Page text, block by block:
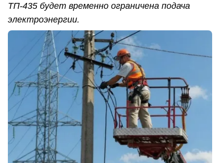
ТП-435 будет временно ограничена подача
электроэнергии.